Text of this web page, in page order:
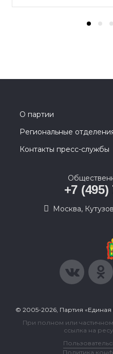
О партии
Региональные
Контакты пресс-службы
+7 (495)
Москва,
© 2005-2026, Партия
При полном или
ссылка на
Политика